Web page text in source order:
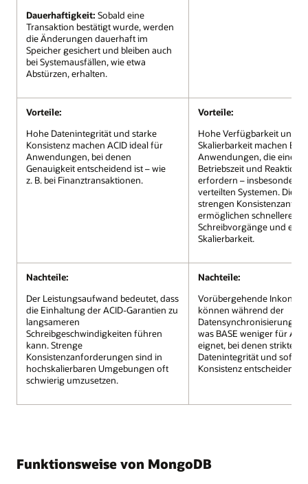
Dauerhaftigkeit: Sobald eine
Transaktion bestätigt wurde, werden
die Änderungen dauerhaft im
Speicher gesichert und bleiben auch
bei Systemausfällen, wie etwa
Abstürzen, erhalten.
Vorteile:
Hohe Datenintegrität und starke
Konsistenz machen ACID ideal für
Anwendungen, bei denen
Genauigkeit entscheidend ist – wie
z. B. bei Finanztransaktionen.
Vorteile:
Hohe Verfügbarkeit und
Skalierbarkeit machen
Anwendungen, die eine
Betriebszeit und
erfordern – insbesondere
verteilten Systemen. Die
strengen
ermöglichen schnellere
Schreibvorgänge und eine
Skalierbarkeit.
Nachteile:
Der Leistungsaufwand bedeutet, dass
die Einhaltung der ACID-Garantien zu
langsameren
Schreibgeschwindigkeiten führen
kann. Strenge
Konsistenzanforderungen sind in
hochskalierbaren Umgebungen oft
schwierig umzusetzen.
Nachteile:
Vorübergehende
können während der
Datensynchronisierung
was BASE weniger für
eignet, bei denen strikte
Datenintegrität und
Konsistenz entscheidend
Funktionsweise von MongoDB